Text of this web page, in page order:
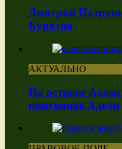
Дмитрий
Бурятия
АКТУАЛЬНО
На острове
пингвинов Адели